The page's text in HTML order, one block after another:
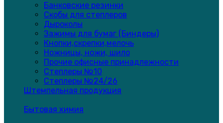
Банковские резинки
Скобы для степлеров
Дыроколы
Зажимы для бумаг (Биндеры)
Кнопки,скрепки,мелочь
Ножницы, ножи, шило
Прочие офисные принадлежности
Степлеры №10
Степлеры №24/26
Штемпельная продукция
Бытовая химия